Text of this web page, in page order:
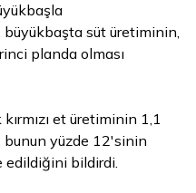
büyükbaşta süt üretiminin,
planda olması
et üretiminin 1,1
bunun yüzde 12'sinin
edildiğini bildirdi.